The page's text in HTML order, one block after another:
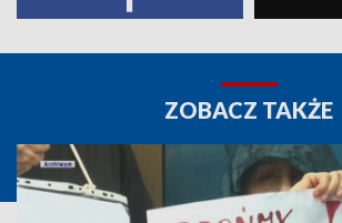
ZOBACZ TAKŻE